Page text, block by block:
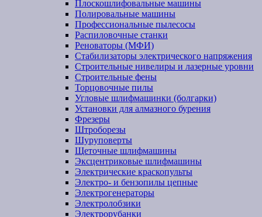
Плоскошлифовальные машины
Полировальные машины
Профессиональные пылесосы
Распиловочные станки
Реноваторы (МФИ)
Стабилизаторы электрического напряжения
Строительные нивелиры и лазерные уровни
Строительные фены
Торцовочные пилы
Угловые шлифмашинки (болгарки)
Установки для алмазного бурения
Фрезеры
Штроборезы
Шуруповерты
Щеточные шлифмашины
Эксцентриковые шлифмашины
Электрические краскопульты
Электро- и бензопилы цепные
Электрогенераторы
Электролобзики
Электрорубанки